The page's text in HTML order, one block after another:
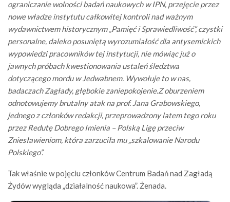
ograniczanie wolności badań naukowych w IPN, przejęcie przez
nowe władze instytutu całkowitej kontroli nad ważnym
wydawnictwem historycznym „Pamięć i Sprawiedliwość”, czystki
personalne, daleko posuniętą wyrozumiałość dla antysemickich
wypowiedzi pracowników tej instytucji, nie mówiąc już o
jawnych próbach kwestionowania ustaleń śledztwa
dotyczącego mordu w Jedwabnem. Wywołuje to w nas,
badaczach Zagłady, głębokie zaniepokojenie.Z oburzeniem
odnotowujemy brutalny atak na prof. Jana Grabowskiego,
jednego z członków redakcji, przeprowadzony latem tego roku
przez Redutę Dobrego Imienia – Polską Ligę przeciw
Zniesławieniom, która zarzuciła mu „szkalowanie Narodu
Polskiego”.
Tak właśnie w pojęciu członków Centrum Badań nad Zagładą
Żydów wygląda „działalność naukowa”. Żenada.